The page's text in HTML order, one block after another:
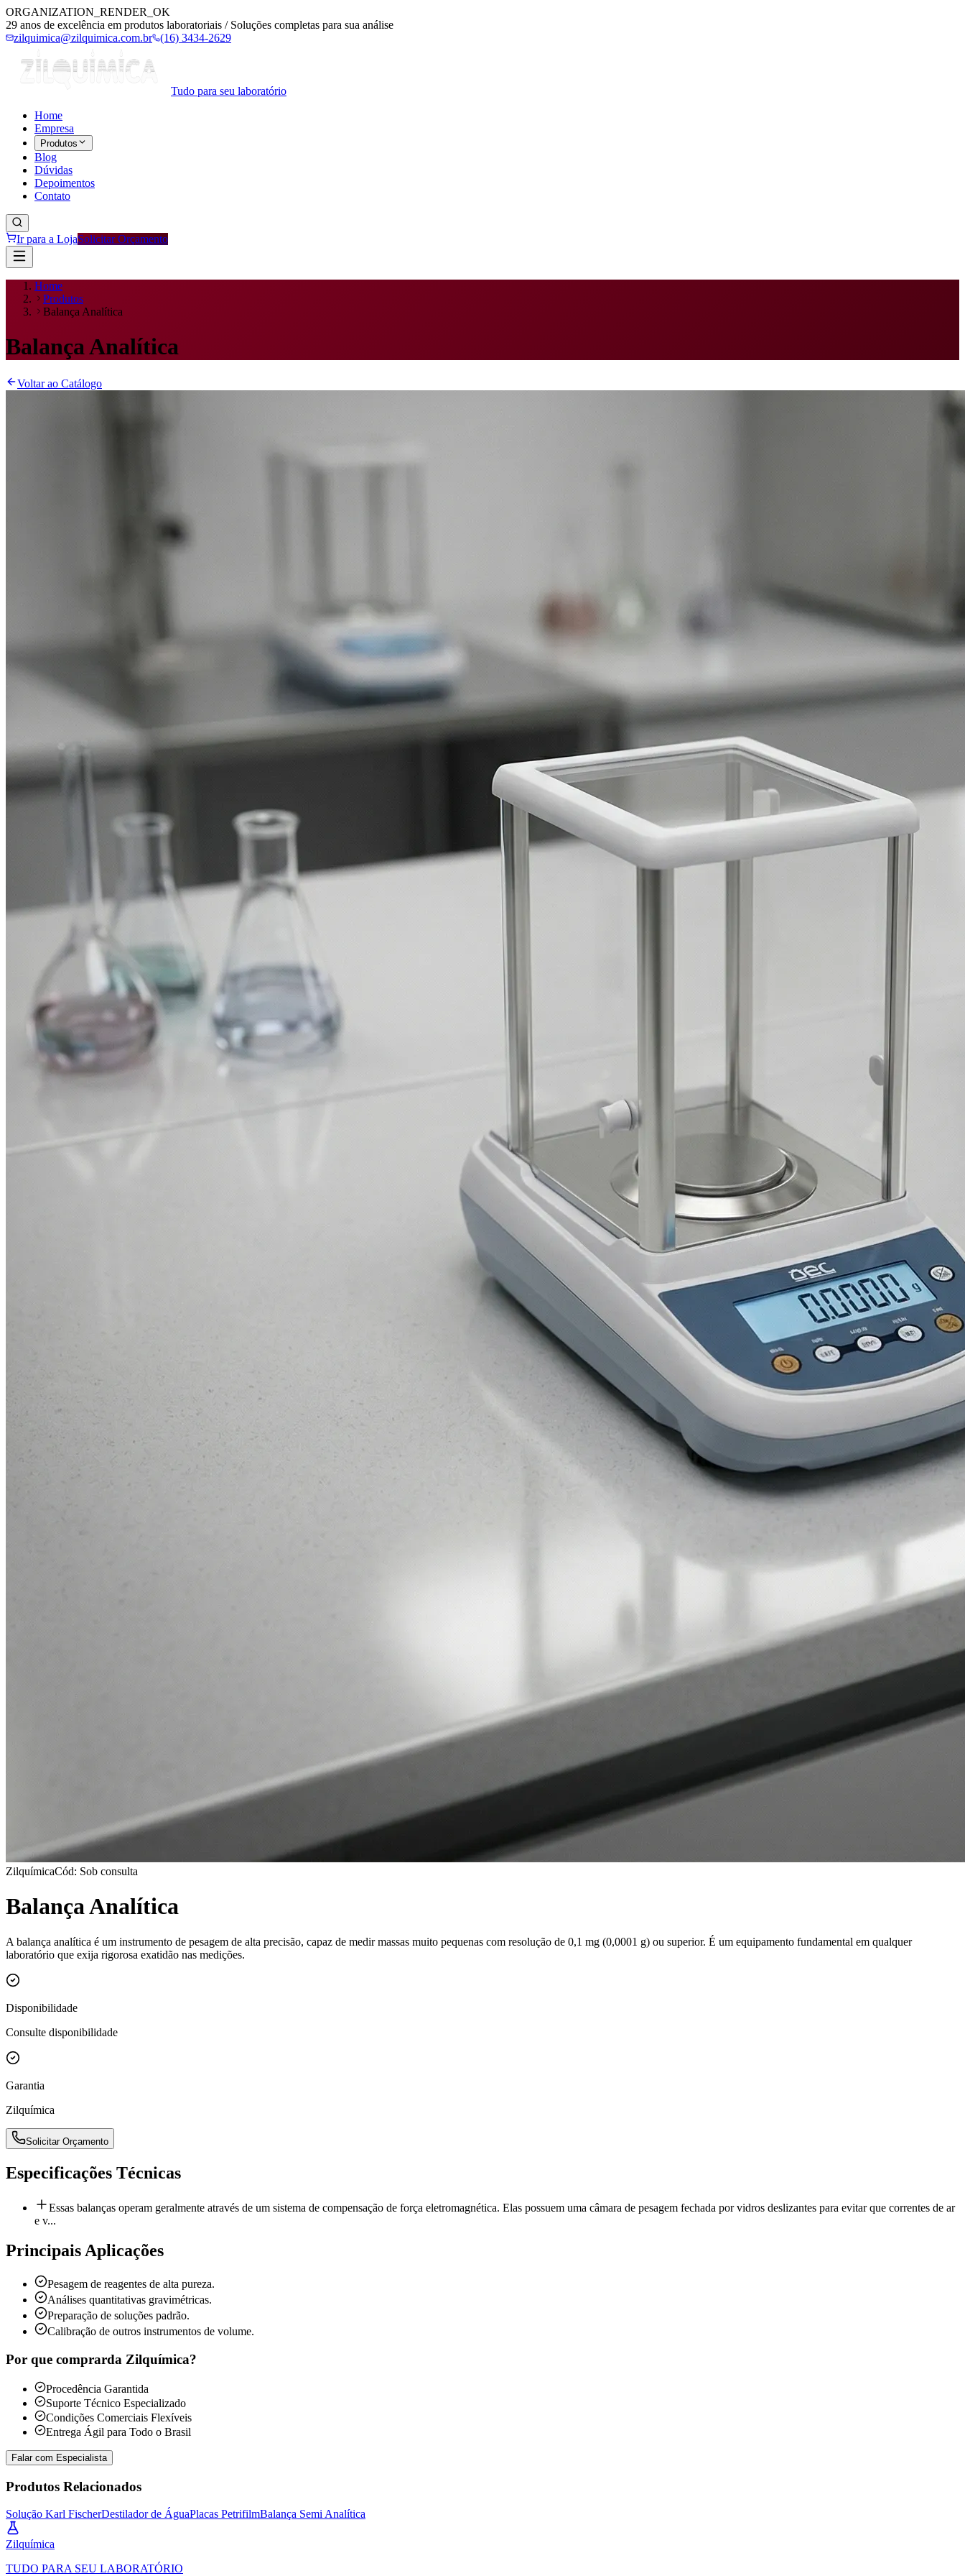
ORGANIZATION_RENDER_OK
29 anos de excelência em produtos laboratoriais / Soluções completas para sua análise
zilquimica@zilquimica.com.br
(16) 3434-2629
Tudo para seu laboratório
Home
Empresa
Produtos
Blog
Dúvidas
Depoimentos
Contato
Ir para a LojaSolicitar Orçamento
Home
Produtos
Balança Analítica
Balança Analítica
Voltar ao Catálogo
ZilquímicaCód: Sob consulta
Balança Analítica
A balança analítica é um instrumento de pesagem de alta precisão, capaz de medir massas muito pequenas com resolução de 0,1 mg (0,0001 g) ou superior. É um equipamento fundamental em qualquer
laboratório que exija rigorosa exatidão nas medições.
Disponibilidade
Consulte disponibilidade
Garantia
Zilquímica
Solicitar Orçamento
Especificações Técnicas
Essas balanças operam geralmente através de um sistema de compensação de força eletromagnética. Elas possuem uma câmara de pesagem fechada por vidros deslizantes para evitar que correntes de ar
e v...
Principais Aplicações
Pesagem de reagentes de alta pureza.
Análises quantitativas gravimétricas.
Preparação de soluções padrão.
Calibração de outros instrumentos de volume.
Por que comprarda Zilquímica?
Procedência Garantida
Suporte Técnico Especializado
Condições Comerciais Flexíveis
Entrega Ágil para Todo o Brasil
Falar com Especialista
Produtos Relacionados
Solução Karl FischerDestilador de ÁguaPlacas PetrifilmBalança Semi Analítica
Zilquímica
TUDO PARA SEU LABORATÓRIO